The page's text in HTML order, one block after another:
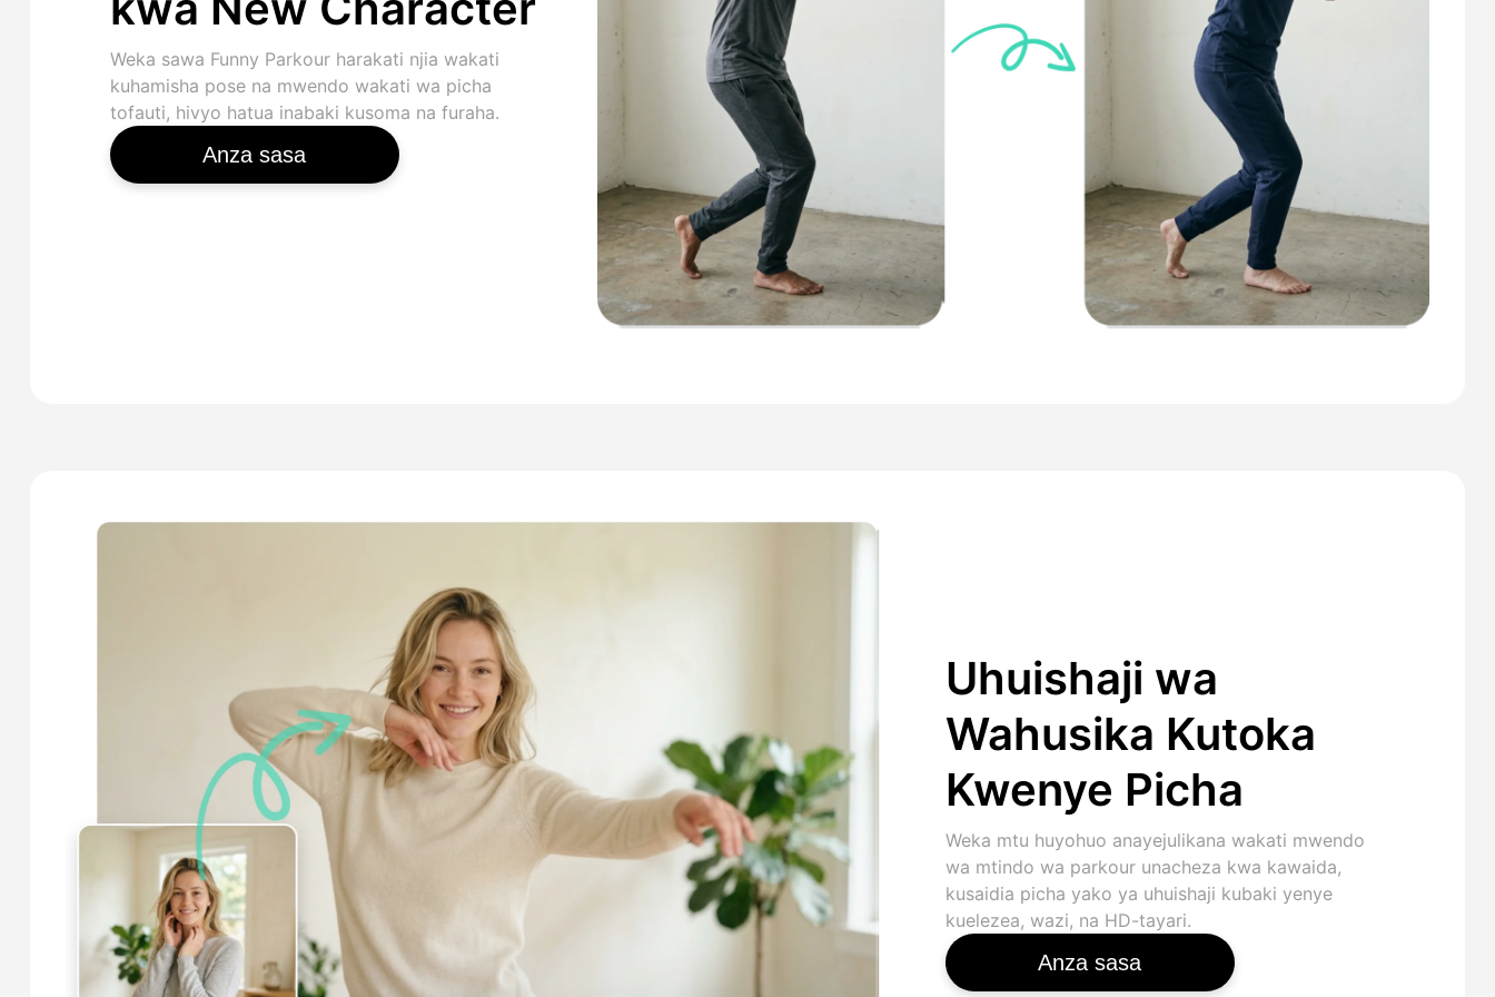
Weka sawa Funny Parkour harakati njia wakati
kuhamisha pose na mwendo wakati wa picha
tofauti, hivyo hatua inabaki kusoma na furaha.
Anza sasa
Uhuishaji wa
Wahusika Kutoka
Kwenye Picha
Weka mtu huyohuo anayejulikana wakati mwendo
wa mtindo wa parkour unacheza kwa kawaida,
kusaidia picha yako ya uhuishaji kubaki yenye
kuelezea, wazi, na HD-tayari.
Anza sasa